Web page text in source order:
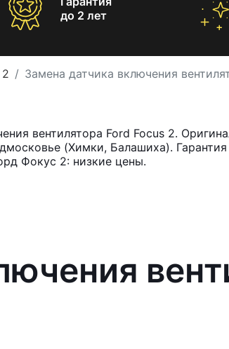
до 2 лет
Замена датчика включения
вентилятора Ford Focus 2.
(Химки, Балашиха).
Фокус 2: низкие цены.